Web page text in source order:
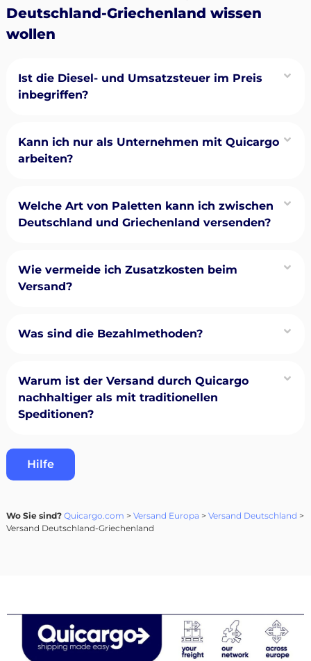
Deutschland-Griechenland wissen
wollen
Ist die Diesel- und Umsatzsteuer im Preis
inbegriffen?
Kann ich nur als Unternehmen mit Quicargo
arbeiten?
Welche Art von Paletten kann ich zwischen
Deutschland und Griechenland versenden?
Wie vermeide ich Zusatzkosten beim
Versand?
Was sind die Bezahlmethoden?
Warum ist der Versand durch Quicargo
nachhaltiger als mit traditionellen
Speditionen?
Hilfe
Wo Sie sind? Quicargo.com > Versand Europa > Versand Deutschland >
Versand Deutschland-Griechenland